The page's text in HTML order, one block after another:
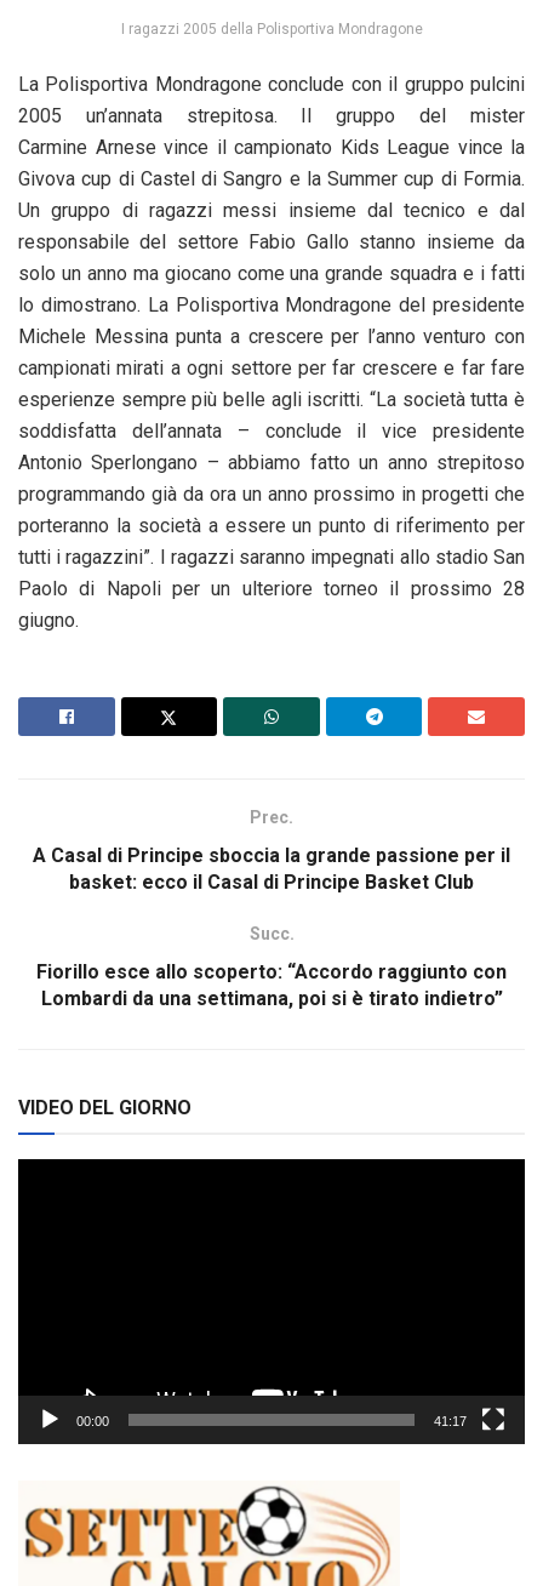
I ragazzi 2005 della Polisportiva Mondragone
La Polisportiva Mondragone conclude con il gruppo pulcini
2005 un’annata strepitosa. Il gruppo del mister
Carmine Arnese vince il campionato Kids League vince la
Givova cup di Castel di Sangro e la Summer cup di Formia.
Un gruppo di ragazzi messi insieme dal tecnico e dal
responsabile del settore Fabio Gallo stanno insieme da
solo un anno ma giocano come una grande squadra e i fatti
lo dimostrano. La Polisportiva Mondragone del presidente
Michele Messina punta a crescere per l’anno venturo con
campionati mirati a ogni settore per far crescere e far fare
esperienze sempre più belle agli iscritti. “La società tutta è
soddisfatta dell’annata – conclude il vice presidente
Antonio Sperlongano – abbiamo fatto un anno strepitoso
programmando già da ora un anno prossimo in progetti che
porteranno la società a essere un punto di riferimento per
tutti i ragazzini”. I ragazzi saranno impegnati allo stadio San
Paolo di Napoli per un ulteriore torneo il prossimo 28
giugno.
Prec.
A Casal di Principe sboccia la grande passione per il
basket: ecco il Casal di Principe Basket Club
Succ.
Fiorillo esce allo scoperto: “Accordo raggiunto con
Lombardi da una settimana, poi si è tirato indietro”
VIDEO DEL GIORNO
00:00 41:17